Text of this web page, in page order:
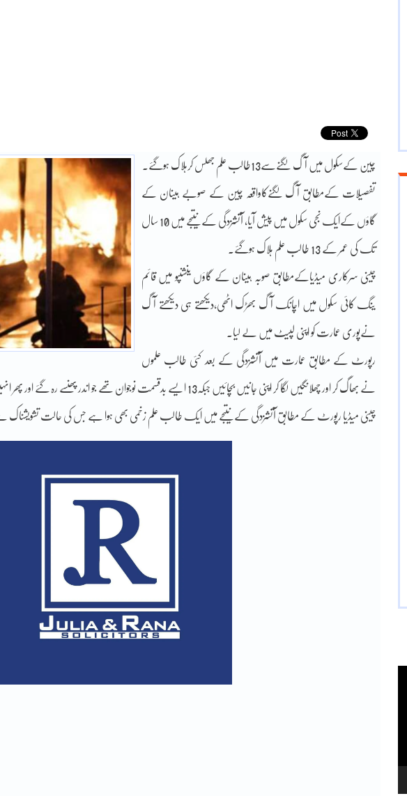
چین کےسکول میں آگ لگنےسے13طالب علم جھلس کرہلاک ہوگئے۔
تفصیلات کےمطابق آگ لگنےکاواقعہ چین کے صوبے ہینان کے
گاؤں کےایک نجی سکول میں پیش آیا، آتشزدگی کے نتیجے میں 10 سال
تک کی عمر کے 13 طالب علم ہلاک ہوگئے۔
چینی سرکاری میڈیاکےمطابق صوبہ ہینان کے گاؤں ینشنپو میں قائم
ینگ کائی سکول میں اچانک آگ بھڑک اٹھی،دیکھتے ہی دیکھتے آگ
نےپوری عمارت کو اپنی لپیٹ میں لے لیا۔
رپورٹ کے مطابق عمارت میں آتشزدگی کے بعد کئی طالب علموں
نے بھاگ کر اور چھلانگیں لگا کر اپنی جانیں بچائیں جبکہ13 ایسے بدقسمت نوجوان تھے جو اندر پھنسے رہ گئے اور پھر انہیں آگ کے شعلوں نے جھلسا دیا۔
چینی میڈیا رپورٹ کے مطابق آتشزدگی کے نتیجے میں ایک طالب علم زخمی بھی ہوا ہے جس کی حالت تشویشناک